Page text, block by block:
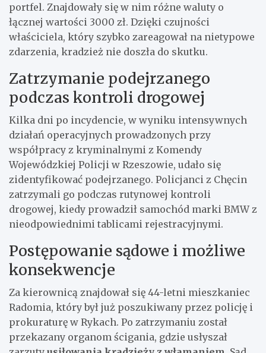
portfel. Znajdowały się w nim różne waluty o
łącznej wartości 3000 zł. Dzięki czujności
właściciela, który szybko zareagował na nietypowe
zdarzenia, kradzież nie doszła do skutku.
Zatrzymanie podejrzanego
podczas kontroli drogowej
Kilka dni po incydencie, w wyniku intensywnych
działań operacyjnych prowadzonych przy
współpracy z kryminalnymi z Komendy
Wojewódzkiej Policji w Rzeszowie, udało się
zidentyfikować podejrzanego. Policjanci z Chęcin
zatrzymali go podczas rutynowej kontroli
drogowej, kiedy prowadził samochód marki BMW z
nieodpowiednimi tablicami rejestracyjnymi.
Postępowanie sądowe i możliwe
konsekwencje
Za kierownicą znajdował się 44-letni mieszkaniec
Radomia, który był już poszukiwany przez policję i
prokuraturę w Rykach. Po zatrzymaniu został
przekazany organom ścigania, gdzie usłyszał